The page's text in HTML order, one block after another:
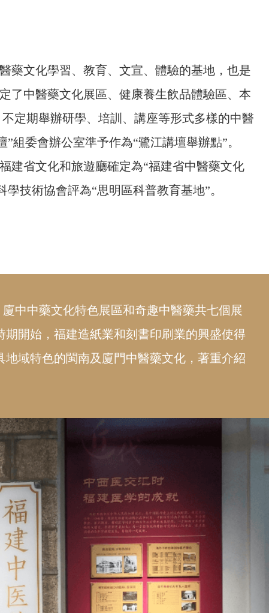
藥文化學習、教育、文宣、體驗的基地，也是
了中醫藥文化展區、健康養生飲品體驗區、本
定期舉辦研學、培訓、講座等形式多樣的中醫
組委會辦公室準予作為“鷺江講壇舉辦點”。
建省文化和旅遊廳確定為“福建省中醫藥文化
技術協會評為“思明區科普教育基地”。
中中藥文化特色展區和奇趣中醫藥共七個展
開始，福建造紙業和刻書印刷業的興盛使得
域特色的閩南及廈門中醫藥文化，著重介紹